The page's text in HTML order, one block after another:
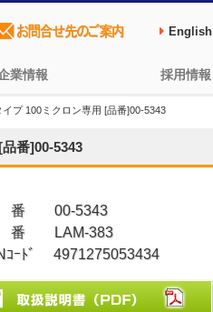
業情報 採用情報
English
プ 100ミクロン専用 [品番]00-5343
番]00-5343
番 00-5343
番 LAM-383
ｺｰﾄﾞ 4971275053434